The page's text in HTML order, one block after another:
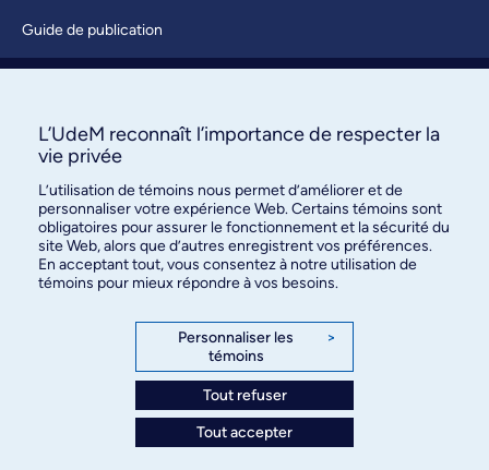
Guide de publication
À propos / Nous joindre
des relations publiques
3744, rue Jean-Brillant, bureau 490
Montréal (Québec) H3T 1P1
L’UdeM reconnaît l’importance de respecter la
vie privée
L’utilisation de témoins nous permet d’améliorer et de
personnaliser votre expérience Web. Certains témoins sont
obligatoires pour assurer le fonctionnement et la sécurité du
site Web, alors que d’autres enregistrent vos préférences.
En acceptant tout, vous consentez à notre utilisation de
témoins pour mieux répondre à vos besoins.
Personnaliser les
témoins
>
Tout refuser
Tout accepter